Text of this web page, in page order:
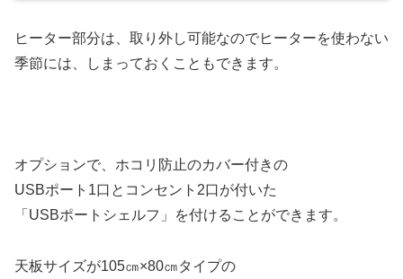
ヒーター部分は、取り外し可能なのでヒーターを使わない
季節には、しまっておくこともできます。
オプションで、ホコリ防止のカバー付きの
USBポート1口とコンセント2口が付いた
「USBポートシェルフ」を付けることができます。
天板サイズが105㎝×80㎝タイプの